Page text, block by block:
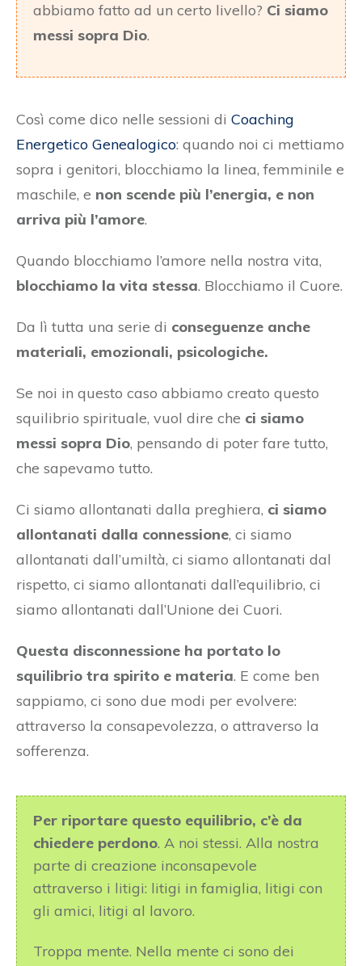
abbiamo fatto ad un certo livello? Ci siamo
messi sopra Dio.
Così come dico nelle sessioni di Coaching
Energetico Genealogico: quando noi ci mettiamo
sopra i genitori, blocchiamo la linea, femminile e
maschile, e non scende più l’energia, e non
arriva più l’amore.
Quando blocchiamo l’amore nella nostra vita,
blocchiamo la vita stessa. Blocchiamo il Cuore.
Da lì tutta una serie di conseguenze anche
materiali, emozionali, psicologiche.
Se noi in questo caso abbiamo creato questo
squilibrio spirituale, vuol dire che ci siamo
messi sopra Dio, pensando di poter fare tutto,
che sapevamo tutto.
Ci siamo allontanati dalla preghiera, ci siamo
allontanati dalla connessione, ci siamo
allontanati dall’umiltà, ci siamo allontanati dal
rispetto, ci siamo allontanati dall’equilibrio, ci
siamo allontanati dall’Unione dei Cuori.
Questa disconnessione ha portato lo
squilibrio tra spirito e materia. E come ben
sappiamo, ci sono due modi per evolvere:
attraverso la consapevolezza, o attraverso la
sofferenza.
Per riportare questo equilibrio, c’è da
chiedere perdono. A noi stessi. Alla nostra
parte di creazione inconsapevole
attraverso i litigi: litigi in famiglia, litigi con
gli amici, litigi al lavoro.
Troppa mente. Nella mente ci sono dei